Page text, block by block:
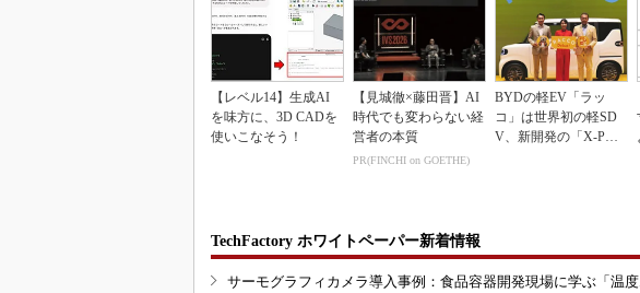
【レベル14】生成AI
を味方に、3D CADを
使いこなそう！
【見城徹×藤田晋】AI
時代でも変わらない経
営者の本質
PR(FINCHI on GOETHE)
BYDの軽EV「ラッ
コ」は世界初の軽SD
V、新開発の「X-PAC
TechFactory ホワイトペーパー新着情報
サーモグラフィカメラ導入事例：食品容器開発現場に学ぶ「温